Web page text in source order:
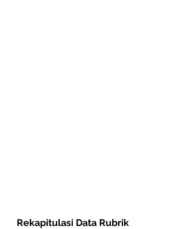
Rekapitulasi Data Rubrik